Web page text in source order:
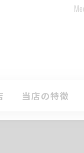
当店の特徴